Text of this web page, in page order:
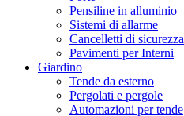
Pensiline in alluminio
Sistemi di allarme
Cancelletti di sicurezza
Pavimenti per Interni
Giardino
Tende da esterno
Pergolati e pergole
Automazioni per tende